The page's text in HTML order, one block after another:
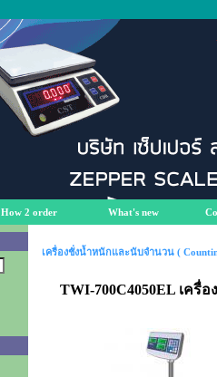
How 2 order What's new
เครื่องชั่งน้ำหนักและนับจำนวน (
TWI-700C4050EL เครื่